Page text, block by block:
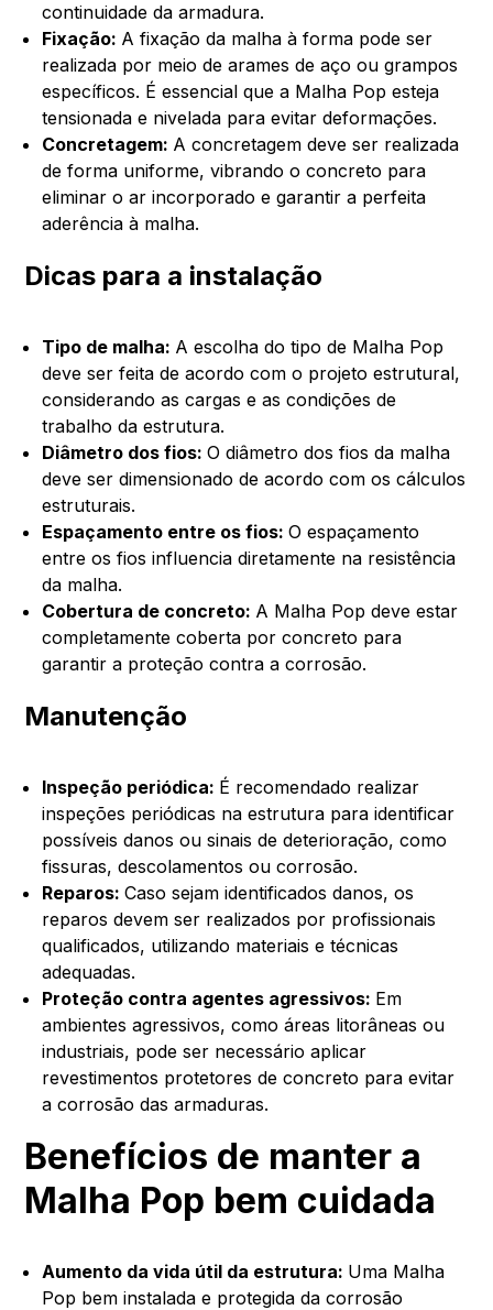
continuidade da armadura.
Fixação: A fixação da malha à forma pode ser
realizada por meio de arames de aço ou grampos
específicos. É essencial que a Malha Pop esteja
tensionada e nivelada para evitar deformações.
Concretagem: A concretagem deve ser realizada
de forma uniforme, vibrando o concreto para
eliminar o ar incorporado e garantir a perfeita
aderência à malha.
Dicas para a instalação
Tipo de malha: A escolha do tipo de Malha Pop
deve ser feita de acordo com o projeto estrutural,
considerando as cargas e as condições de
trabalho da estrutura.
Diâmetro dos fios:O diâmetro dos fios da malha
deve ser dimensionado de acordo com os cálculos
estruturais.
Espaçamento entre os fios:O espaçamento
entre os fios influencia diretamente na resistência
da malha.
Cobertura de concreto: A Malha Pop deve estar
completamente coberta por concreto para
garantir a proteção contra a corrosão.
Manutenção
Inspeção periódica: É recomendado realizar
inspeções periódicas na estrutura para identificar
possíveis danos ou sinais de deterioração, como
fissuras, descolamentos ou corrosão.
Reparos:Caso sejam identificados danos, os
reparos devem ser realizados por profissionais
qualificados, utilizando materiais e técnicas
adequadas.
Proteção contra agentes agressivos: Em
ambientes agressivos, como áreas litorâneas ou
industriais, pode ser necessário aplicar
revestimentos protetores de concreto para evitar
a corrosão das armaduras.
Benefícios de manter a
Malha Pop bem cuidada
Aumento da vida útil da estrutura: Uma Malha
Pop bem instalada e protegida da corrosão